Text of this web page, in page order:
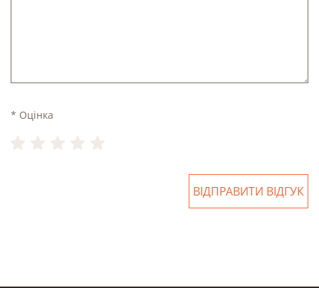
* Оцінка
ВІДПРАВИТИ ВІДГУК